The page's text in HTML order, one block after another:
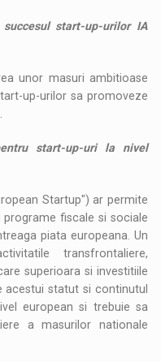
start-up-urilor IA
unor masuri ambitioase
up-urilor sa promoveze
start-up-uri la nivel
Startup") ar permite
fiscale si sociale
piata europeana. Un
transfrontaliere,
superioara si investitiile
acestui statut si continutul
european si trebuie sa
a masurilor nationale